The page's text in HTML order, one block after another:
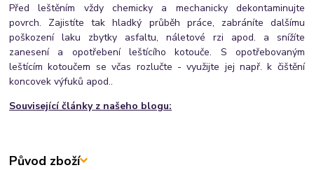
Před leštěním vždy chemicky a mechanicky dekontaminujte
povrch. Zajistíte tak hladký průběh práce, zabráníte dalšímu
poškození laku zbytky asfaltu, náletové rzi apod. a snížíte
zanesení a opotřebení leštícího kotouče. S opotřebovaným
leštícím kotoučem se včas rozlučte - využijte jej např. k čištění
koncovek výfuků apod..
Související články z našeho blogu:
Původ zboží